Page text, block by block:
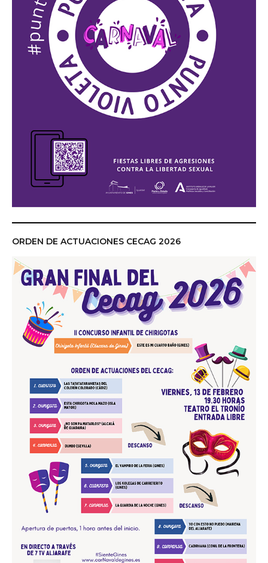
ORDEN DE ACTUACIONES CECAG 2026